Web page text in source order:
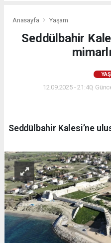
Anasayfa Yaşam
Seddülbahir
12.09.2025 - 21:40,
Seddülbahir Kalesi’ne